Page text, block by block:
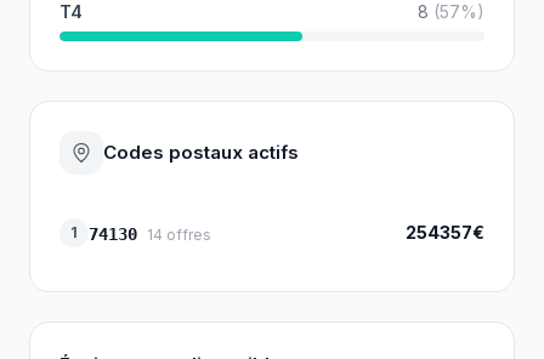
T4 8 (57%)
Codes postaux actifs
1 74130 14 offres 254357€